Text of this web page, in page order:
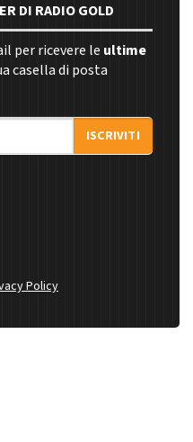
DI RADIO GOLD
per ricevere le ultime
casella di posta
ISCRIVITI
Policy